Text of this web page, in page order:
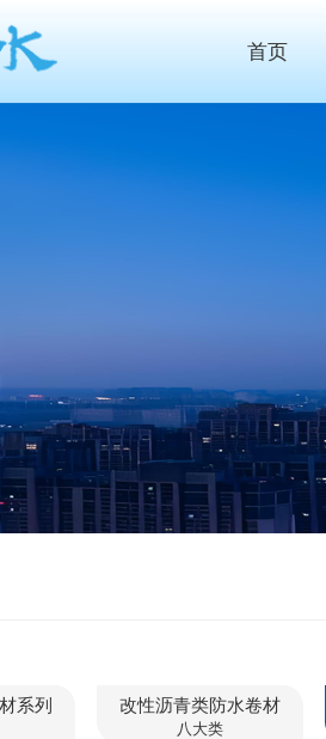
首页
系列 改性沥青类防水卷材
八大类